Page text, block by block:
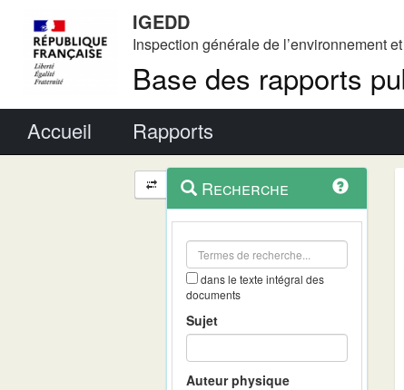
IGEDD
Inspection générale de l’environnement
Base des rapports
Accueil Rapports
Navigation
et
outils
contextuel
Recherche
dans le texte intégral des
documents
Sujet
Auteur physique